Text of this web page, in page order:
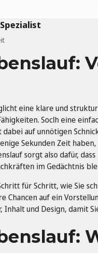
eine klare und
Soclh eine
auf unnötigen
Sekunden Zeit
sorgt also dafür,
im Gedächtnis
für Schritt, wie Sie
Chancen auf ein
und Design, damit